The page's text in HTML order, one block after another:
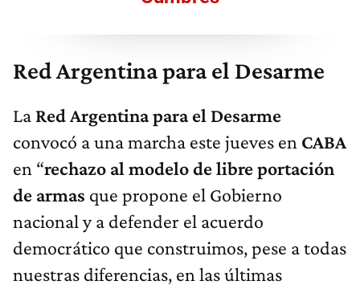
Red Argentina para el Desarme
La Red Argentina para el Desarme
convocó a una marcha este jueves en CABA
en “rechazo al modelo de libre portación
de armas que propone el Gobierno
nacional y a defender el acuerdo
democrático que construimos, pese a todas
nuestras diferencias, en las últimas